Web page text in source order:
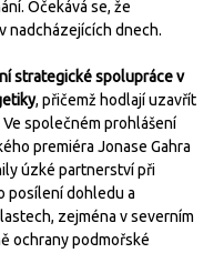
Očekává se, že
nadcházejících dnech.
strategické spolupráce v
, přičemž hodlají uzavřít
společném prohlášení
premiéra Jonase Gahra
úzké partnerství při
posílení dohledu a
zejména v severním
ochrany podmořské